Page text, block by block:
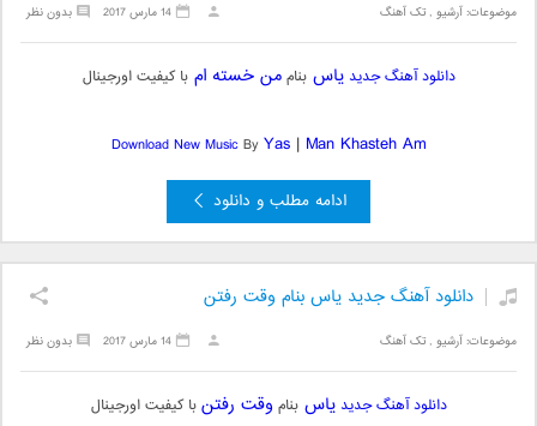
موضوعات:آرشیو ,تک آهنگ بدون نظر 14 مارس 2017
دانلود آهنگ جدید یاس بناممن خسته امبا کیفیت اورجینال
Download New MusicByYas| Man Khasteh Am
ادامه مطلب و دانلود
دانلود آهنگ جدید یاس بنام وقت رفتن
موضوعات:آرشیو ,تک آهنگ بدون نظر 14 مارس 2017
دانلود آهنگ جدید یاس بنام وقت رفتنبا کیفیت اورجینال